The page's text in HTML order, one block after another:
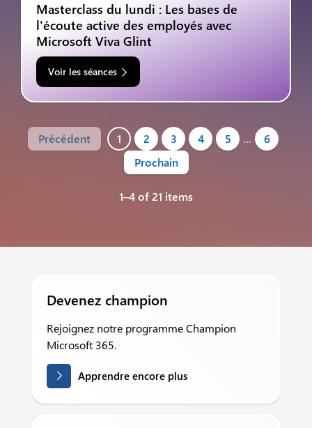
Masterclass du lundi : Les bases de
l'écoute active des employés avec
Microsoft Viva Glint
Voir les séances
Précédent 1 2 3 4 5 …
6
Prochain
1–4 of 21 items
Devenez champion
Rejoignez notre programme Champion
Microsoft 365.
Apprendre encore plus